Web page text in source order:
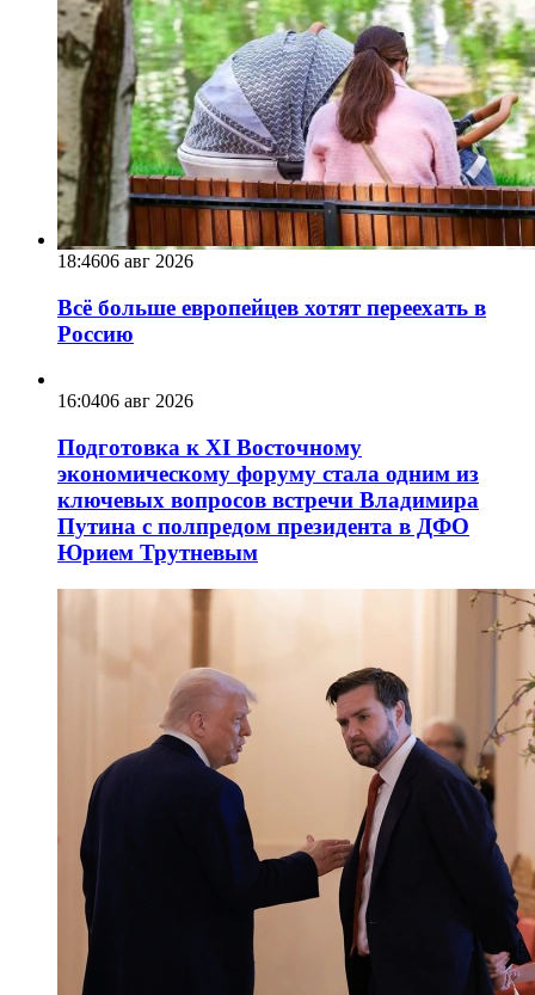
18:4606 авг 2026
Всё больше европейцев хотят переехать в
Россию
16:0406 авг 2026
Подготовка к XI Восточному
экономическому форуму стала одним из
ключевых вопросов встречи Владимира
Путина с полпредом президента в ДФО
Юрием Трутневым